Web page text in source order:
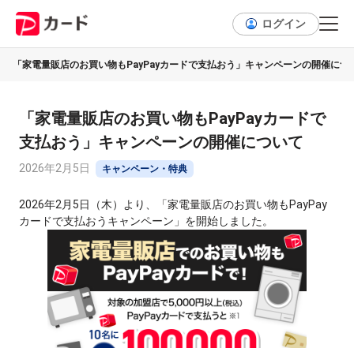
ログイン
「家電量販店のお買い物もPayPayカードで支払おう」キャンペーンの開催につ
「家電量販店のお買い物もPayPayカードで
支払おう」キャンペーンの開催について
2026年2月5日 キャンペーン・特典
2026年2月5日（木）より、「家電量販店のお買い物もPayPay
カードで支払おうキャンペーン」を開始しました。